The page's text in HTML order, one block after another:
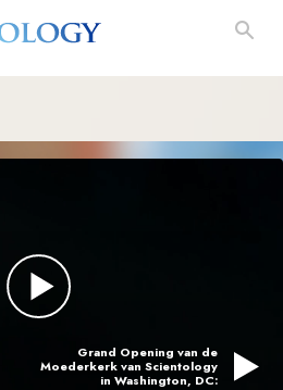
Grand Opening van de
Moederkerk van Scientology
in Washington, DC: